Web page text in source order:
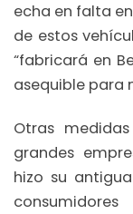
echa en falta
de estos
“fabricará en
asequible para
Otras
grandes
hizo su